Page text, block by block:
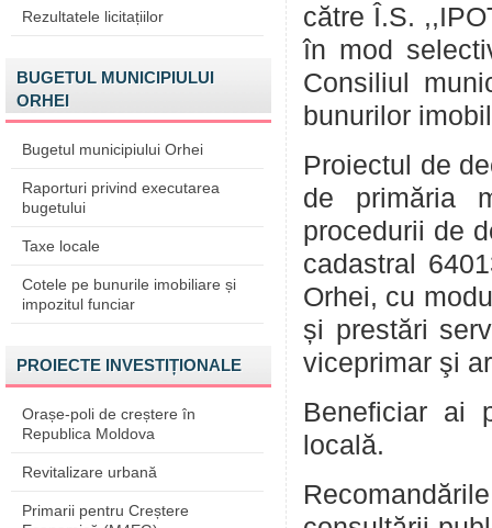
Rezultatele licitațiilor
BUGETUL MUNICIPIULUI
ORHEI
Bugetul municipiului Orhei
Raporturi privind executarea
bugetului
Taxe locale
Cotele pe bunurile imobiliare și
impozitul funciar
PROIECTE INVESTIȚIONALE
Orașe-poli de creștere în
Republica Moldova
Revitalizare urbană
Primarii pentru Creștere
către Î.S.
în mod
Consiliul
bunurilor
Proiectul de
de primăria
procedurii de
cadastral
Orhei, cu
și prestări
viceprimar şi
Beneficiar ai
locală.